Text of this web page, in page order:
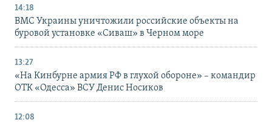
14:18
ВМС Украины уничтожили российские объекты на
буровой установке «Сиваш» в Черном море
13:27
«На Кинбурне армия РФ в глухой обороне» – командир
ОТК «Одесса» ВСУ Денис Носиков
12:08